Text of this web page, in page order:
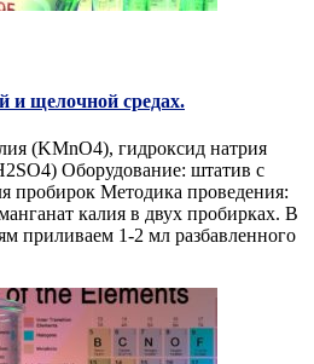
и щелочной средах.
(KMnO4), гидроксид натрия
Оборудование: штатив с
пробирок Методика проведения:
калия в двух пробирках. В
приливаем 1-2 мл разбавленного